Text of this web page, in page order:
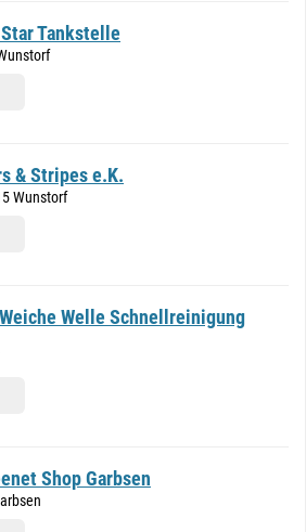
Tankstelle
& Stripes e.K.
Wunstorf
Welle Schnellreinigung
Shop Garbsen